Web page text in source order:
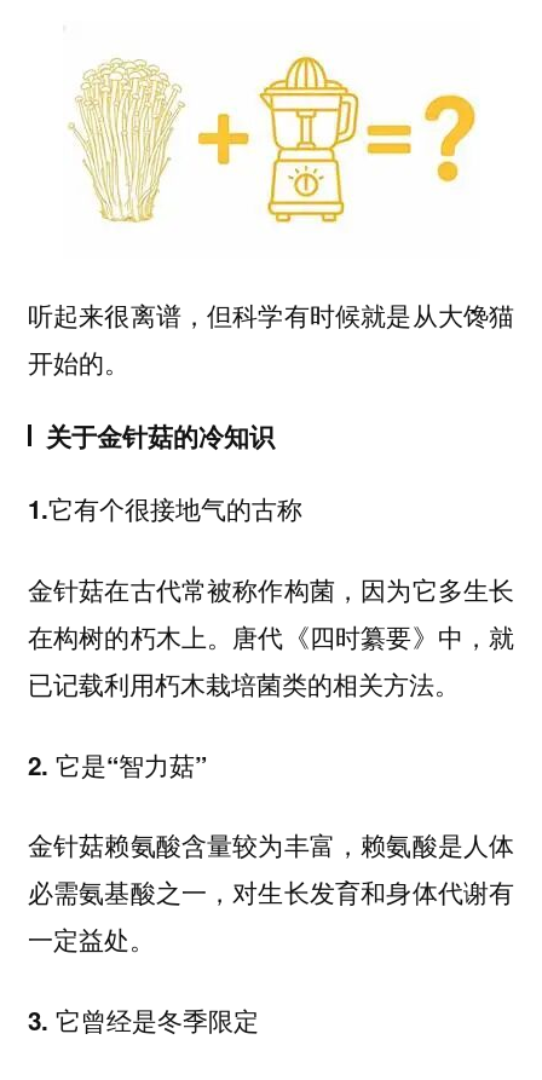
听起来很离谱，但科学有时候就是从大馋猫
开始的。
关于金针菇的冷知识
1.它有个很接地气的古称
金针菇在古代常被称作构菌，因为它多生长
在构树的朽木上。唐代《四时纂要》中，就
已记载利用朽木栽培菌类的相关方法。
2. 它是“智力菇”
金针菇赖氨酸含量较为丰富，赖氨酸是人体
必需氨基酸之一，对生长发育和身体代谢有
一定益处。
3. 它曾经是冬季限定